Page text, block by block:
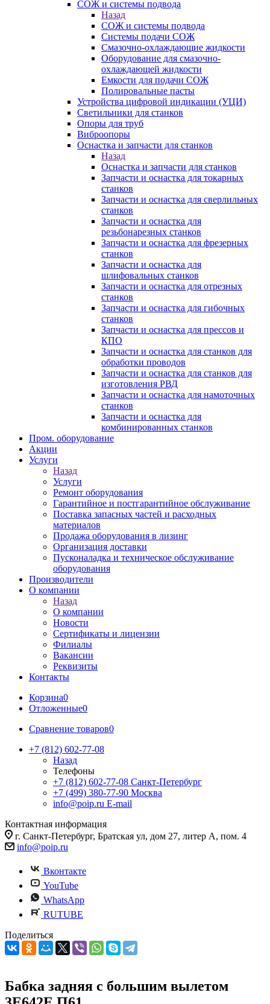
СОЖ и системы подвода
Назад
СОЖ и системы подвода
Системы подачи СОЖ
Смазочно-охлаждающие жидкости
Оборудование для смазочно-
охлаждающей жидкости
Емкости для подачи СОЖ
Полировальные пасты
Устройства цифровой индикации (УЦИ)
Светильники для станков
Опоры для труб
Виброопоры
Оснастка и запчасти для станков
Назад
Оснастка и запчасти для станков
Запчасти и оснастка для токарных
станков
Запчасти и оснастка для сверлильных
станков
Запчасти и оснастка для
резьбонарезных станков
Запчасти и оснастка для фрезерных
станков
Запчасти и оснастка для
шлифовальных станков
Запчасти и оснастка для отрезных
станков
Запчасти и оснастка для гибочных
станков
Запчасти и оснастка для прессов и
КПО
Запчасти и оснастка для станков для
обработки проводов
Запчасти и оснастка для станков для
изготовления РВД
Запчасти и оснастка для намоточных
станков
Запчасти и оснастка для
комбинированных станков
Пром. оборудование
Акции
Услуги
Назад
Услуги
Ремонт оборудования
Гарантийное и постгарантийное обслуживание
Поставка запасных частей и расходных
материалов
Продажа оборудования в лизинг
Организация доставки
Пусконаладка и техническое обслуживание
оборудования
Производители
О компании
Назад
О компании
Новости
Сертификаты и лицензии
Филиалы
Вакансии
Реквизиты
Контакты
Корзина0
Отложенные0
Сравнение товаров0
+7 (812) 602-77-08
Назад
Телефоны
+7 (812) 602-77-08 Санкт-Петербург
+7 (499) 380-77-90 Москва
info@poip.ru E-mail
Контактная информация
г. Санкт-Петербург, Братская ул, дом 27, литер А, пом. 4
info@poip.ru
Вконтакте
YouTube
WhatsApp
RUTUBE
Поделиться
Бабка задняя с большим вылетом